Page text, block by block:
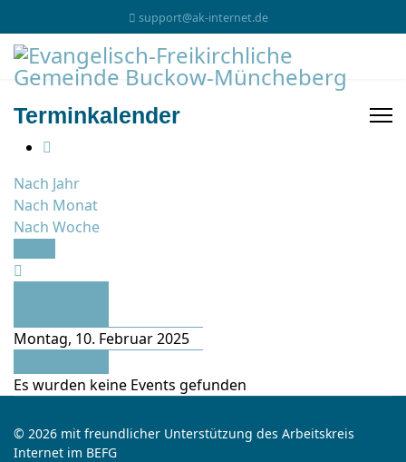
support@ak-internet.de
Terminkalender
Nach Jahr
Nach Monat
Nach Woche
Montag, 10. Februar 2025
Es wurden keine Events gefunden
© 2026 mit freundlicher Unterstützung des Arbeitskreis
Internet im BEFG